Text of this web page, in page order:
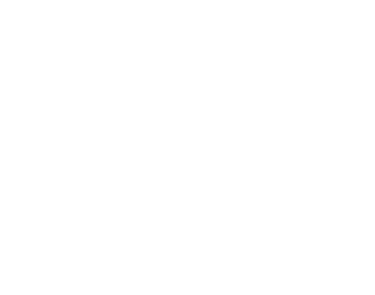
levering ✅ Kwaliteit ✅